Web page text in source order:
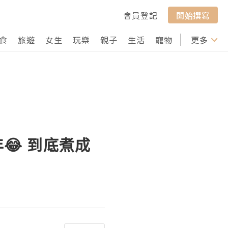
會員登記
開始撰寫
旅遊 女生 玩樂 親子 生活 寵物 行山 打卡
更多
到底煮成